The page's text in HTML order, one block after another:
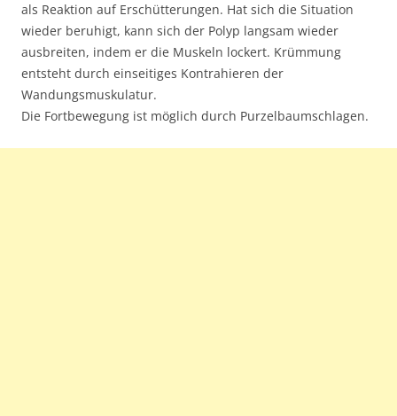
als Reaktion auf Erschütterungen. Hat sich die Situation
wieder beruhigt, kann sich der Polyp langsam wieder
ausbreiten, indem er die Muskeln lockert. Krümmung
entsteht durch einseitiges Kontrahieren der
Wandungsmuskulatur.
Die Fortbewegung ist möglich durch Purzelbaumschlagen.